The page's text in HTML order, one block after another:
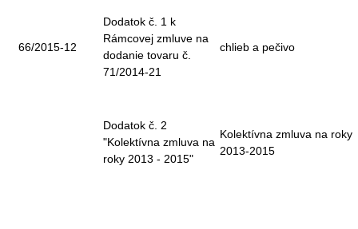
66/2015-12
Dodatok č. 1 k
Rámcovej zmluve na
dodanie tovaru č.
71/2014-21
chlieb a pečivo
Dodatok č. 2
"Kolektívna zmluva na
roky 2013 - 2015"
Kolektívna zmluva na roky
2013-2015